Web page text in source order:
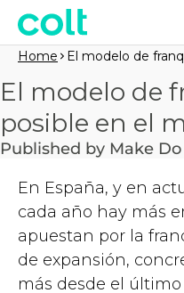
Home El modelo de
El modelo de
posible en el
Published by Make Do
En España, y en
cada año hay más
apuestan por la
de expansión,
más desde el